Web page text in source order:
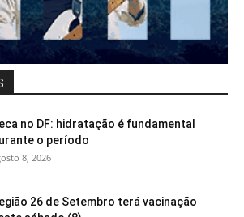
no DF: hidratação é fundamental
o período
8, 2026
26 de Setembro terá vacinação